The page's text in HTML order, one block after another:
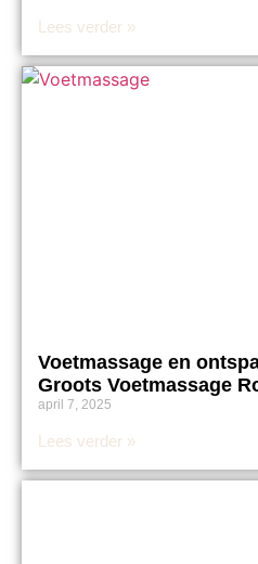
Lees verder »
Voetmassage en
Groots Voetmassage
april 7, 2025
Lees verder »